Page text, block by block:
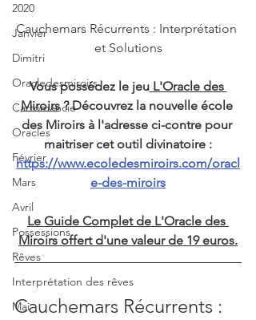
2020
Janvier
Dimitri
Oracledesmiroirs
Cartomancie
Oracles
Février
Mars
Avril
Possessions
Rêves
Interprétation des rêves
Mai
Cauchemars Récurrents : Interprétation
et Solutions
Vous possédez le jeu L'Oracle des
Miroirs ? Découvrez la nouvelle école
des Miroirs à l'adresse ci-contre pour
maitriser cet outil divinatoire :
https://www.ecoledesmiroirs.com/oracl
e-des-miroirs
Le Guide Complet de L'Oracle des
Miroirs offert d'une valeur de 19 euros.
Cauchemars Récurrents :